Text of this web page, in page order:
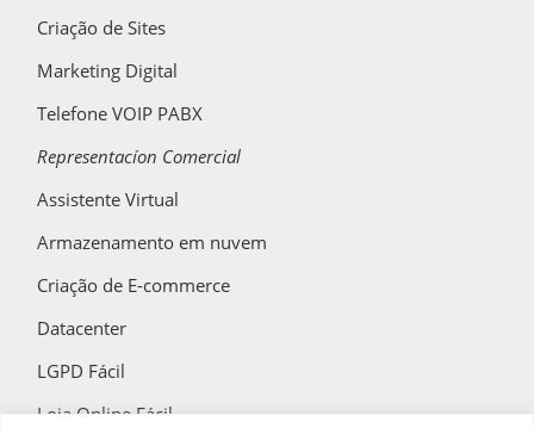
Criação de Sites
Marketing Digital
Telefone VOIP PABX
Representacíon Comercial
Assistente Virtual
Armazenamento em nuvem
Criação de E-commerce
Datacenter
LGPD Fácil
Loja Online Fácil